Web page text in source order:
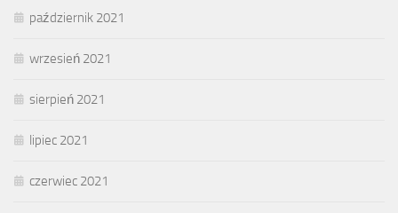
październik 2021
wrzesień 2021
sierpień 2021
lipiec 2021
czerwiec 2021